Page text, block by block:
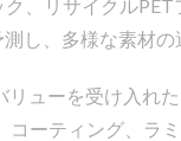
、リサイクル
し、多様な素材
ューを受け入れ
ーティング、ラ